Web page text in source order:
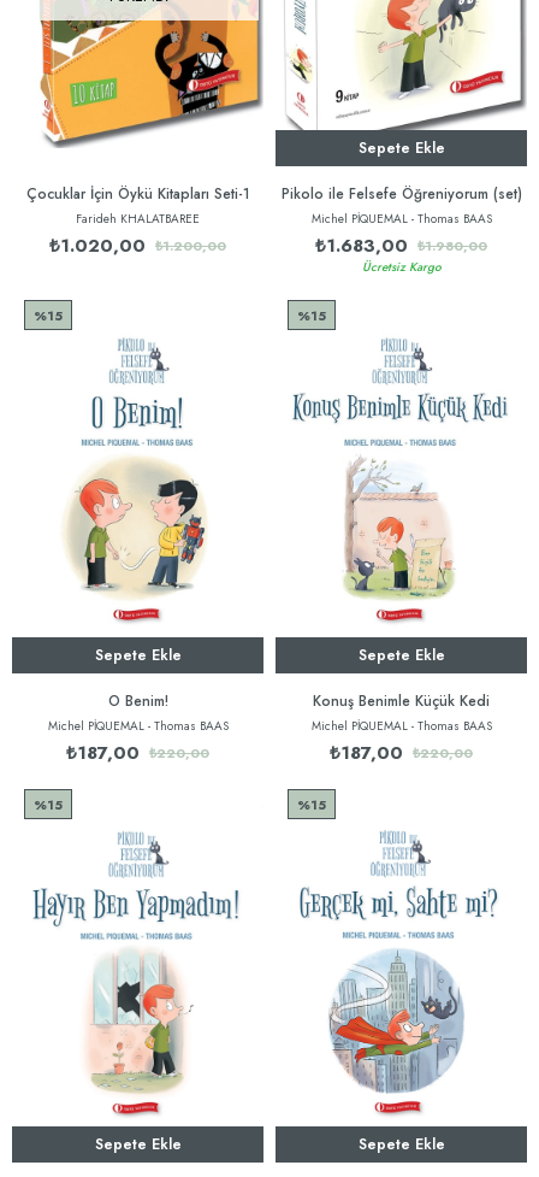
Çocuklar İçin Öykü Kitapları Seti-1
Farideh KHALATBAREE
₺1.020,00 ₺1.200,00
Sepete Ekle
Pikolo ile Felsefe Öğreniyorum (set)
Michel PİQUEMAL - Thomas BAAS
₺1.683,00 ₺1.980,00
Ücretsiz Kargo
Sepete Ekle
O Benim!
Michel PİQUEMAL - Thomas BAAS
₺187,00 ₺220,00
%15
Sepete Ekle
Konuş Benimle Küçük Kedi
Michel PİQUEMAL - Thomas BAAS
₺187,00 ₺220,00
%15
Sepete Ekle
%15
Sepete Ekle
%15